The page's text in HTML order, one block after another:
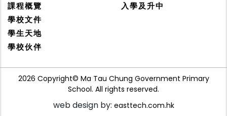
課程概覽
學校文件
學生天地
學校伙伴
入學及升中
2026 Copyright© Ma Tau Chung Government Primary
School. All rights reserved.
web design by: easttech.com.hk